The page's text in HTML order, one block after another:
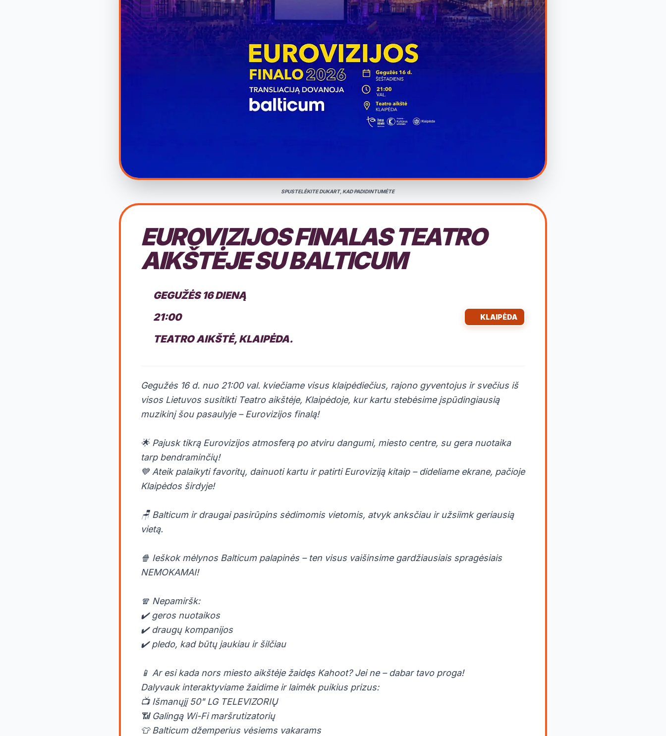
SPUSTELĖKITE DUKART, KAD PADIDINTUMĖTE
EUROVIZIJOS FINALAS TEATRO
AIKŠTĖJE SU BALTICUM
GEGUŽĖS 16 DIENĄ
21:00
TEATRO AIKŠTĖ, KLAIPĖDA.
KLAIPĖDA
Gegužės 16 d. nuo 21:00 val. kviečiame visus klaipėdiečius, rajono gyventojus ir svečius iš
visos Lietuvos susitikti Teatro aikštėje, Klaipėdoje, kur kartu stebėsime įspūdingiausią
muzikinį šou pasaulyje – Eurovizijos finalą!
🌟 Pajusk tikrą Eurovizijos atmosferą po atviru dangumi, miesto centre, su gera nuotaika
tarp bendraminčių!
💙 Ateik palaikyti favoritų, dainuoti kartu ir patirti Euroviziją kitaip – dideliame ekrane, pačioje
Klaipėdos širdyje!
🪑 Balticum ir draugai pasirūpins sėdimomis vietomis, atvyk anksčiau ir užsiimk geriausią
vietą.
🍿 Ieškok mėlynos Balticum palapinės – ten visus vaišinsime gardžiausiais spragėsiais
NEMOKAMAI!
🧣 Nepamiršk:
✔️ geros nuotaikos
✔️ draugų kompanijos
✔️ pledo, kad būtų jaukiau ir šilčiau
📱 Ar esi kada nors miesto aikštėje žaidęs Kahoot? Jei ne – dabar tavo proga!
Dalyvauk interaktyviame žaidime ir laimėk puikius prizus:
📺 Išmanųjį 50" LG TELEVIZORIŲ
📶 Galingą Wi-Fi maršrutizatorių
👕 Balticum džemperius vėsiems vakarams